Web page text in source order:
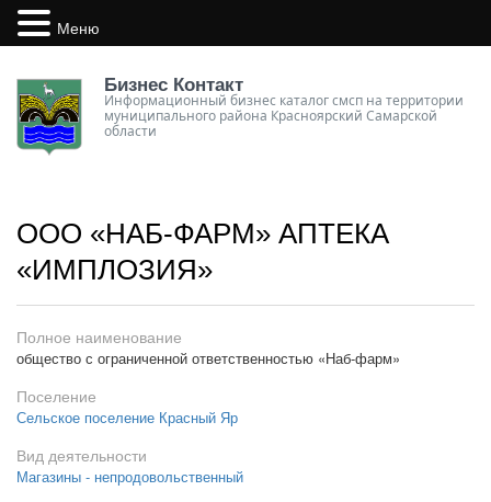
Бизнес Контакт
Информационный бизнес каталог смсп на территории
муниципального района Красноярский Самарской
области
ООО «НАБ-ФАРМ» АПТЕКА
«ИМПЛОЗИЯ»
Полное наименование
общество с ограниченной ответственностью «Наб-фарм»
Поселение
Сельское поселение Красный Яр
Вид деятельности
Магазины - непродовольственный
Меню